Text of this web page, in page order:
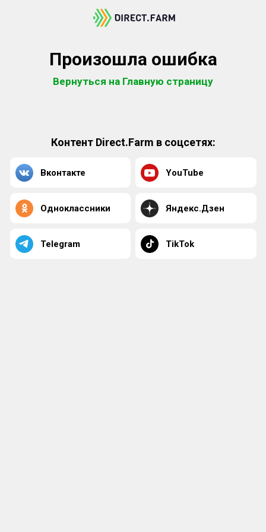
Произошла ошибка
Вернуться на Главную страницу
Контент Direct.Farm в соцсетях:
Вконтакте YouTube
Одноклассники Яндекс.Дзен
Telegram TikTok